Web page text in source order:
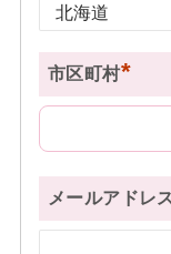
市区町村*
メールアドレ